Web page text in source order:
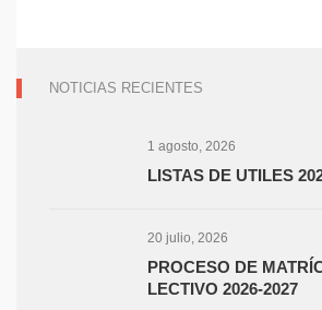
NOTICIAS RECIENTES
1 agosto, 2026
LISTAS DE UTILES
20 julio, 2026
PROCESO DE
LECTIVO 2026-2027